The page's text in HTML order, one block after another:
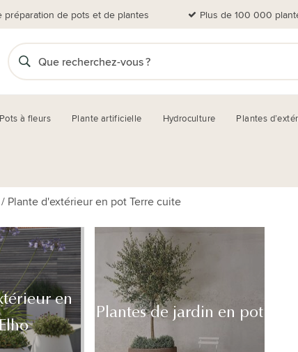
préparation de pots et de plantes Plus de 100 000
Pots à fleurs Plante artificielle Hydroculture Plantes
/ Plante d'extérieur en pot Terre cuite
en
Plantes de jardin en pot